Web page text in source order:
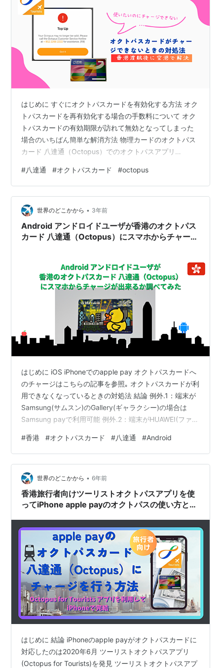
はじめに すぐにオクトパスカードを有効化する方法 オク
トパスカードを再有効化する場合の手数料について オク
トパスカードの有効期限が訪れて無効となってしまった
場合のいちばん簡単な解消方法 物理カードのオクトパス
カード 八達通（Octopus）でのオクトパスアプリ
検証済み） iPhoneに取り込んだオクトパスカードの場合
改札通過時にオクトパスカードではなくSuicaが反応して
しまう場合の対策 オクトパスカードにチャージしようと
したらエラーが発生 原因 1. カードの有効期限が切れて無
効になっている場合 2. Apple Payを…
#八達通 #オクトパスカード #octopus
世界のどこかから • 3年前
Android アンドロイドユーザが香港のオクトパス
カード 八達通（Octopus）にスマホからチャージ
はじめに iOS iPhoneでのapple pay オクトパスカードへ
のチャージはこちらの記事を参照｡ オクトパスカードが利
用できなくなっているときの対処法 結論 例外.1：端末が
Samsung(サムスン)のGallery(ギャラクシー)の場合は
Samsung payで利用可能 例外.2：端末がHUAWEI(ファー
Android端末 smsが受信できる香港の電話番号 オクトパ
スカード 八達通（Octopus）または､互通行(オクトパス
カードと深圳通が一つになったカード) 香港の銀行口座､
クレジットカード アプリのインストール チ…
#香港 #オクトパスカード #八達通 #Android
世界のどこかから • 6年前
香港旅行者向けツーリストオクトパスアプリを使
ってiPhone apple payのオクトパスの使い方とチ
はじめに 結論 iPhoneのapple payがオクトパスカードに
対応したのは2020年6月 ツーリストオクトパスアプリ
(Octopus for Tourists)を発見 ツーリストオクトパスアプ